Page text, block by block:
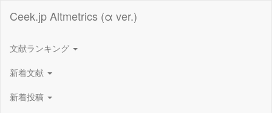
Ceek.jp Altmetrics (α ver.)
文献ランキング
新着文献
新着投稿